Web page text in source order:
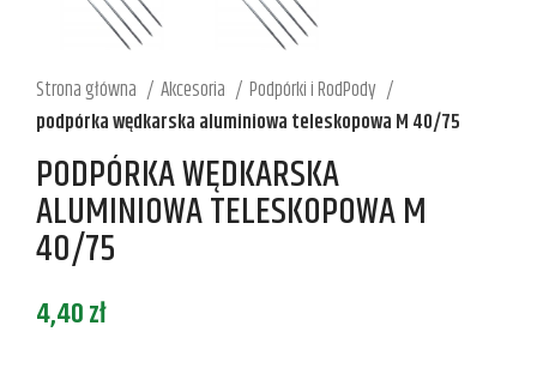
Strona główna Akcesoria
Podpórki i RodPody
podpórka wędkarska aluminiowa teleskopowa M 40/75
PODPÓRKA WĘDKARSKA
ALUMINIOWA TELESKOPOWA M
40/75
4,40zł